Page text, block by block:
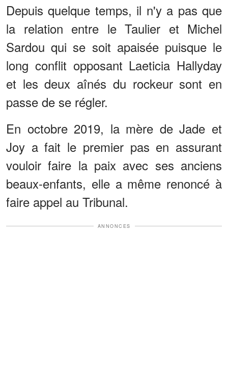
Depuis quelque temps, il n'y a pas que
la relation entre le Taulier et Michel
Sardou qui se soit apaisée puisque le
long conflit opposant Laeticia Hallyday
et les deux aînés du rockeur sont en
passe de se régler.
En octobre 2019, la mère de Jade et
Joy a fait le premier pas en assurant
vouloir faire la paix avec ses anciens
beaux-enfants, elle a même renoncé à
faire appel au Tribunal.
ANNONCES